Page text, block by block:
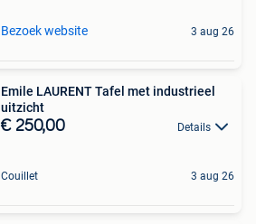
Bezoek website 3 aug 26
Emile LAURENT Tafel met industrieel
uitzicht
€ 250,00 Details
Couillet 3 aug 26